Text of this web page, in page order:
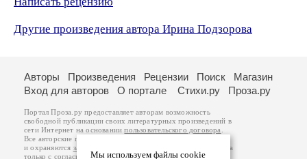
Другие произведения автора Ирина Подзорова
Мы используем файлы cookie
Авторы Произведения Рецензии Поиск
Магазин
Вход для авторов
О портале Стихи.ру Проза.ру
Портал Проза.ру предоставляет авторам возможность
свободной публикации своих литературных произведений в
сети Интернет на основаниипользовательского договора
Все авторские права на произведения принадлежат авторам
и охраняются законом
. Перепечатка произведений возможна
только с согласия его автора, к которому вы можете